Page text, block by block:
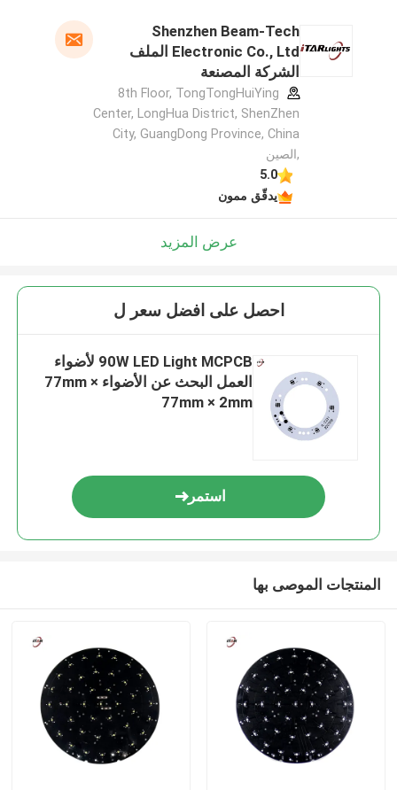
Shenzhen Beam-Tech
Electronic Co., Ltd الملف
الشركة المصنعة
8th Floor, TongTongHuiYing
Center, LongHua District, ShenZhen
City, GuangDong Province, China
,الصين
5.0
يدقّق ممون
عرض المزيد
احصل على افضل سعر ل
90W LED Light MCPCB لأضواء
العمل البحث عن الأضواء 77mm ×
77mm × 2mm
استمر
المنتجات الموصى بها